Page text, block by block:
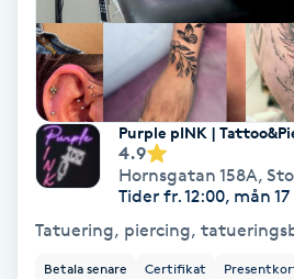
Ryggmassage
Samtalsterapi
Senioryoga
Purple pINK |
4.9
Hornsgatan 158A,
Tider fr. 12:00, mån
Tatuering, piercing,
Betala senare Certifikat